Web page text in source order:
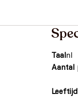
Taalnl
Aantal
Leeftijd